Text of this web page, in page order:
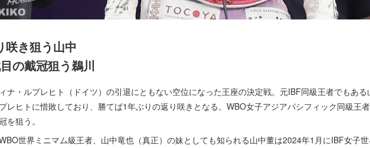
咲き狙う山中
の戴冠狙う鵜川
ナ・ルプレヒト（ドイツ）の引退にともない空位になった王座の決定戦。元IBF同級王者でもあ
レヒトに惜敗しており、勝てば1年ぶりの返り咲きとなる。WBO女子アジアパシフィック同級王
を狙う。
世界ミニマム級王者、山中竜也（真正）の妹としても知られる山中董は2024年1月にIBF女子